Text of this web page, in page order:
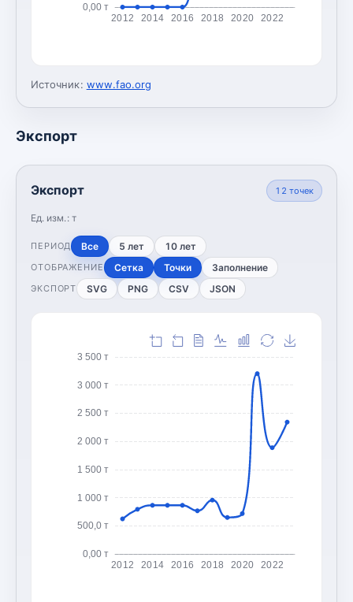
0,00 т
2012 2014 2016 2018 2020 2022
Источник: www.fao.org
Экспорт
Экспорт
Ед. изм.: т
12 точек
ПЕРИОД Все 5 лет 10 лет
ОТОБРАЖЕНИЕ Сетка Точки Заполнение
ЭКСПОРТ SVG PNG CSV JSON
0,00 т
500,0 т
1 000 т
1 500 т
2 000 т
2 500 т
3 000 т
3 500 т
2012 2014 2016 2018 2020 2022